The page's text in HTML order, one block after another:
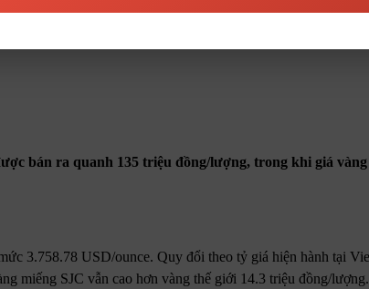
bán ra quanh 135 triệu đồng/lượng, trong khi giá
3.758.78 USD/ounce. Quy đổi theo tỷ giá hiện hành tại
miếng SJC vẫn cao hơn vàng thế giới 14.3 triệu đồng/lượng.